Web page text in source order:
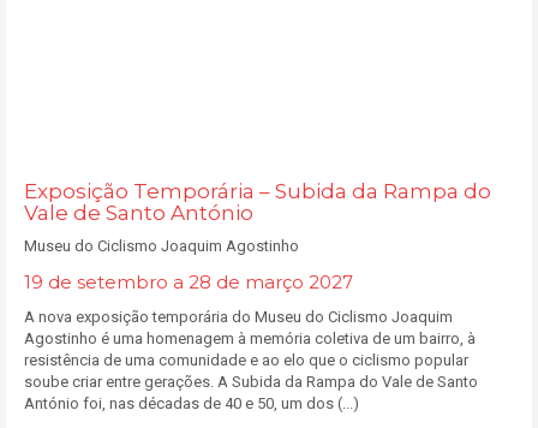
Exposição Temporária – Subida da Rampa do
Vale de Santo António
Museu do Ciclismo Joaquim Agostinho
19 de setembro a 28 de março 2027
A nova exposição temporária do Museu do Ciclismo Joaquim
Agostinho é uma homenagem à memória coletiva de um bairro, à
resistência de uma comunidade e ao elo que o ciclismo popular
soube criar entre gerações. A Subida da Rampa do Vale de Santo
António foi, nas décadas de 40 e 50, um dos (...)